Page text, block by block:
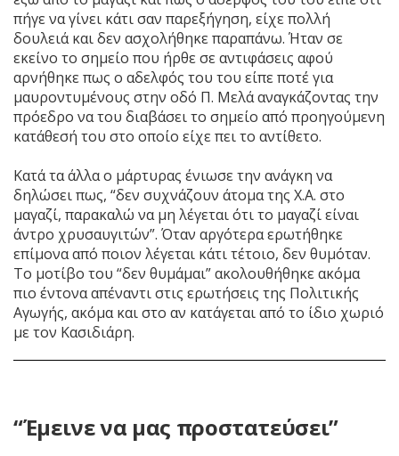
πήγε να γίνει κάτι σαν παρεξήγηση, είχε πολλή
δουλειά και δεν ασχολήθηκε παραπάνω. Ήταν σε
εκείνο το σημείο που ήρθε σε αντιφάσεις αφού
αρνήθηκε πως ο αδελφός του του είπε ποτέ για
μαυροντυμένους στην οδό Π. Μελά αναγκάζοντας την
πρόεδρο να του διαβάσει το σημείο από προηγούμενη
κατάθεσή του στο οποίο είχε πει το αντίθετο.
Κατά τα άλλα ο μάρτυρας ένιωσε την ανάγκη να
δηλώσει πως, “δεν συχνάζουν άτομα της Χ.Α. στο
μαγαζί, παρακαλώ να μη λέγεται ότι το μαγαζί είναι
άντρο χρυσαυγιτών”. Όταν αργότερα ερωτήθηκε
επίμονα από ποιον λέγεται κάτι τέτοιο, δεν θυμόταν.
Το μοτίβο του “δεν θυμάμαι” ακολουθήθηκε ακόμα
πιο έντονα απέναντι στις ερωτήσεις της Πολιτικής
Αγωγής, ακόμα και στο αν κατάγεται από το ίδιο χωριό
με τον Κασιδιάρη.
“Έμεινε να μας προστατεύσει”